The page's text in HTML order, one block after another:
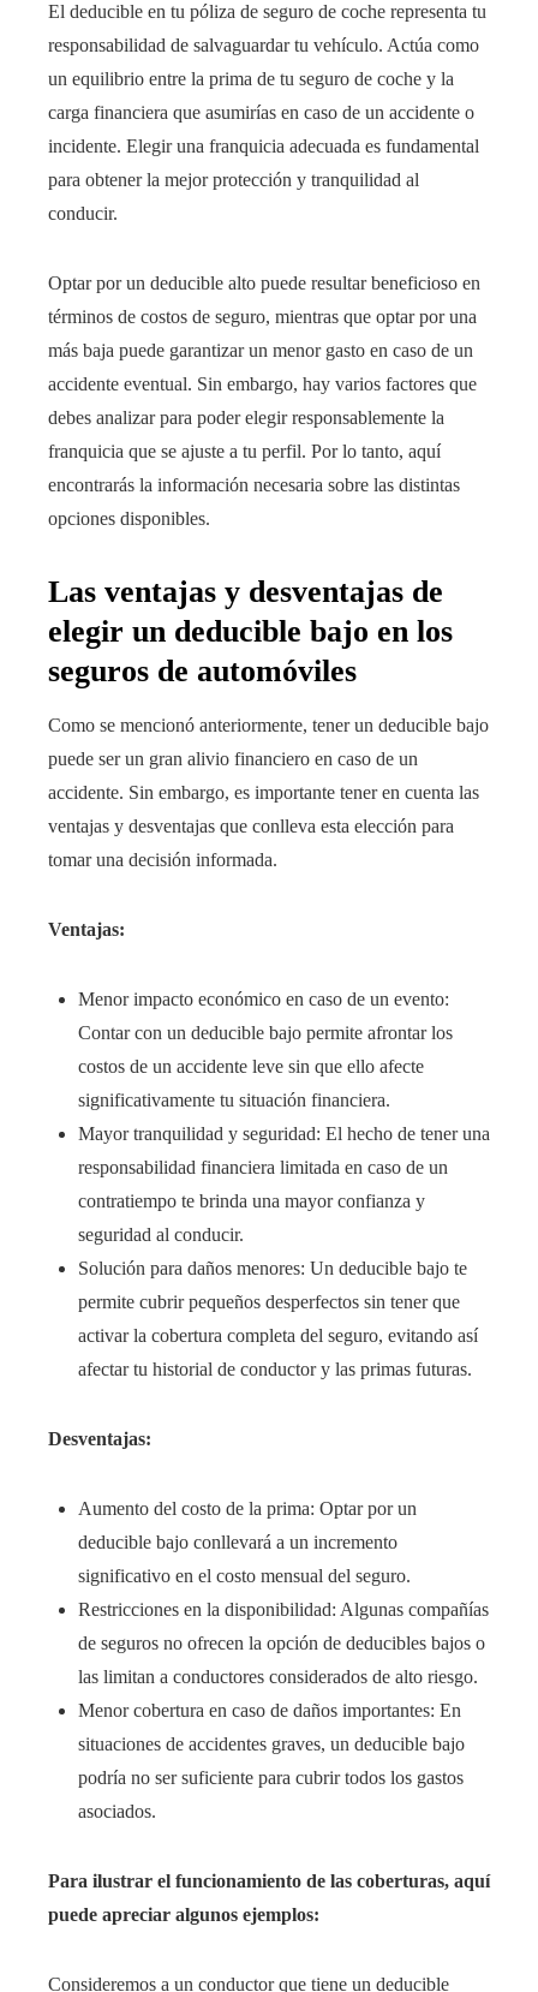
El deducible en tu póliza de seguro de coche representa tu
responsabilidad de salvaguardar tu vehículo. Actúa como
un equilibrio entre la prima de tu seguro de coche y la
carga financiera que asumirías en caso de un accidente o
incidente. Elegir una franquicia adecuada es fundamental
para obtener la mejor protección y tranquilidad al
conducir.
Optar por un deducible alto puede resultar beneficioso en
términos de costos de seguro, mientras que optar por una
más baja puede garantizar un menor gasto en caso de un
accidente eventual. Sin embargo, hay varios factores que
debes analizar para poder elegir responsablemente la
franquicia que se ajuste a tu perfil. Por lo tanto, aquí
encontrarás la información necesaria sobre las distintas
opciones disponibles.
Las ventajas y desventajas de
elegir un deducible bajo en los
seguros de automóviles
Como se mencionó anteriormente, tener un deducible bajo
puede ser un gran alivio financiero en caso de un
accidente. Sin embargo, es importante tener en cuenta las
ventajas y desventajas que conlleva esta elección para
tomar una decisión informada.
Ventajas:
Menor impacto económico en caso de un evento:
Contar con un deducible bajo permite afrontar los
costos de un accidente leve sin que ello afecte
significativamente tu situación financiera.
Mayor tranquilidad y seguridad: El hecho de tener una
responsabilidad financiera limitada en caso de un
contratiempo te brinda una mayor confianza y
seguridad al conducir.
Solución para daños menores: Un deducible bajo te
permite cubrir pequeños desperfectos sin tener que
activar la cobertura completa del seguro, evitando así
afectar tu historial de conductor y las primas futuras.
Desventajas:
Aumento del costo de la prima: Optar por un
deducible bajo conllevará a un incremento
significativo en el costo mensual del seguro.
Restricciones en la disponibilidad: Algunas compañías
de seguros no ofrecen la opción de deducibles bajos o
las limitan a conductores considerados de alto riesgo.
Menor cobertura en caso de daños importantes: En
situaciones de accidentes graves, un deducible bajo
podría no ser suficiente para cubrir todos los gastos
asociados.
Para ilustrar el funcionamiento de las coberturas, aquí
puede apreciar algunos ejemplos:
Consideremos a un conductor que tiene un deducible